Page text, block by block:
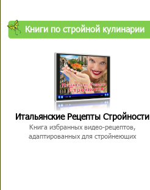
Книги по стройной кулинарии
Итальянские Рецепты Стройности
Книга избранных видео-рецептов,
адаптированных для стройнеющих